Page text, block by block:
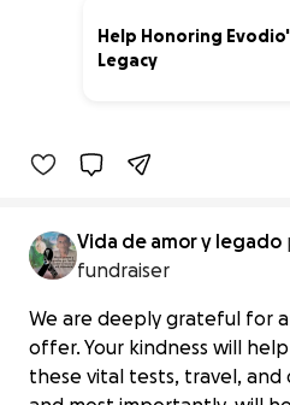
Help Honoring Evodio's Life &
Legacy
Vida de amor y legado
fundraiser
We are deeply grateful for
offer. Your kindness will
these vital tests, travel, and